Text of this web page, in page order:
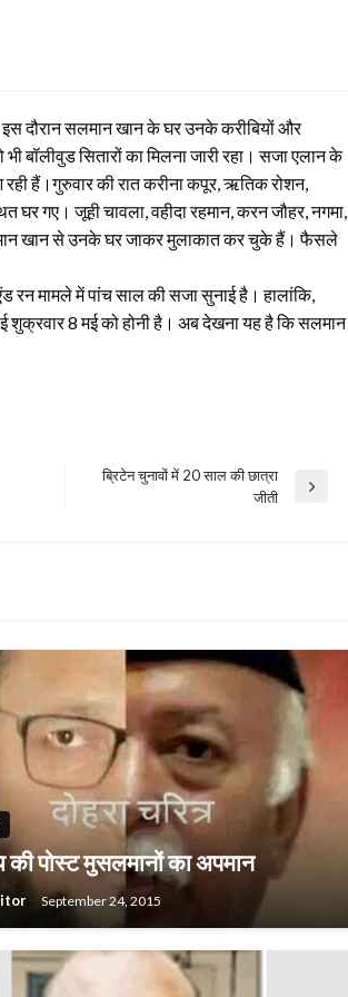
इस दौरान सलमान खान के घर उनके करीबियों और
सितारों का मिलना जारी रहा। सजा एलान के
रही हैं।गुरुवार की रात करीना कपूर, ऋतिक रोशन,
गए। जूही चावला, वहीदा रहमान, करन जौहर, नगमा,
खान से उनके घर जाकर मुलाकात कर चुके हैं। फैसले
रन मामले में पांच साल की सजा सुनाई है। हालांकि,
शुक्रवार 8 मई को होनी है। अब देखना यह है कि सलमान
ब्रिटेन चुनावों में 20 साल की छात्रा
जीती
की पोस्ट मुसलमानों का अपमान
September 24, 2015